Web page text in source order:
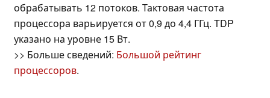
обрабатывать 12 потоков. Тактовая частота
процессора варьируется от 0,9 до 4,4 ГГц. TDP
указано на уровне 15 Вт.
>> Больше сведений: Большой рейтинг
процессоров.